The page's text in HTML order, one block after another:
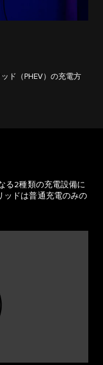
ド（PHEV）の充電方
る2種類の充電設備に
ッドは普通充電のみの